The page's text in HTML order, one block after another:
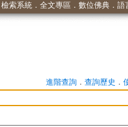
檢索系統． 全文專區 ． 數位佛典． 語
進階查詢． 查詢歷史 ．